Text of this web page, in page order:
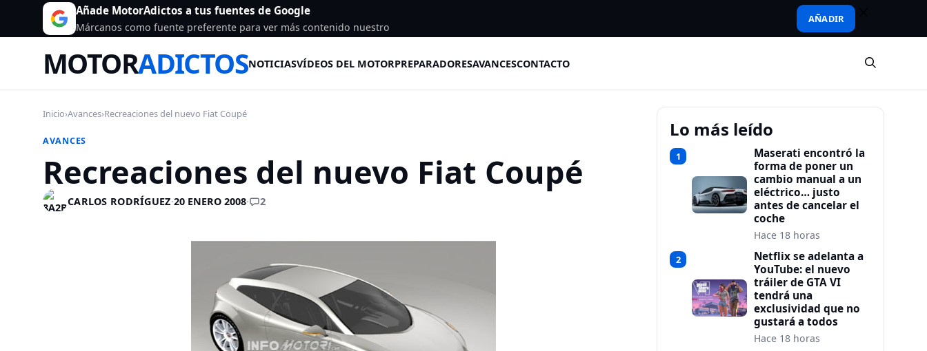
Añade MotorAdictos a tus fuentes de Google
Márcanos como fuente preferente para ver más contenido nuestro
AÑADIR
MOTORADICTOSNOTICIASVÍDEOS DEL MOTORPREPARADORESAVANCESCONTACTO
Inicio›Avances›Recreaciones del nuevo Fiat Coupé
AVANCES
Recreaciones del nuevo Fiat Coupé
CARLOS RODRÍGUEZ·20 ENERO 2008· 2
Lo más leído
1
Maserati encontró la
forma de poner un
cambio manual a un
eléctrico… justo
antes de cancelar el
coche
Hace 18 horas
2
Netflix se adelanta a
YouTube: el nuevo
tráiler de GTA VI
tendrá una
exclusividad que no
gustará a todos
Hace 18 horas